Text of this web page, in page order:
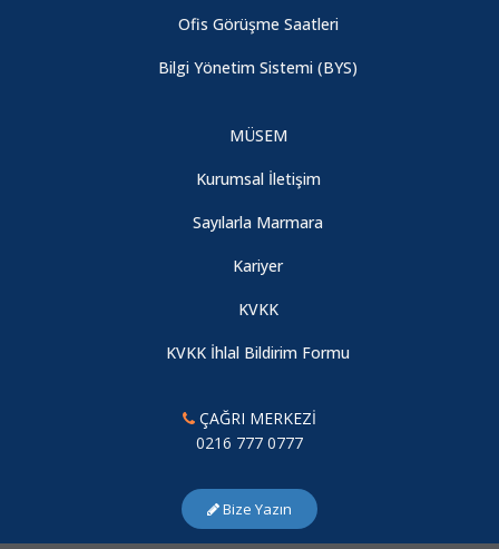
Ofis Görüşme Saatleri
Bilgi Yönetim Sistemi (BYS)
MÜSEM
Kurumsal İletişim
Sayılarla Marmara
Kariyer
KVKK
KVKK İhlal Bildirim Formu
ÇAĞRI MERKEZİ
0216 777 0777
Bize Yazın